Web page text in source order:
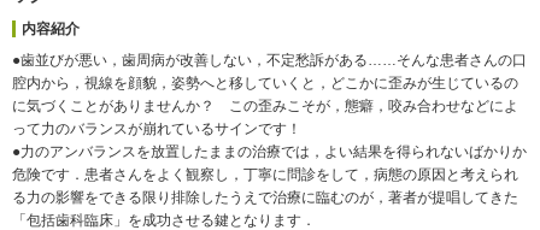
内容紹介
●歯並びが悪い，歯周病が改善しない，不定愁訴がある……そんな患者さんの口
腔内から，視線を顔貌，姿勢へと移していくと，どこかに歪みが生じているの
に気づくことがありませんか？ この歪みこそが，態癖，咬み合わせなどによ
って力のバランスが崩れているサインです！
●力のアンバランスを放置したままの治療では，よい結果を得られないばかりか
危険です．患者さんをよく観察し，丁寧に問診をして，病態の原因と考えられ
る力の影響をできる限り排除したうえで治療に臨むのが，著者が提唱してきた
「包括歯科臨床」を成功させる鍵となります．